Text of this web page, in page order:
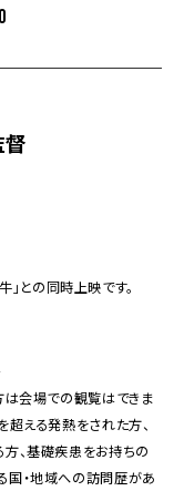
督
との同時上映です。
会場での観覧はできま
超える発熱をされた方、
、基礎疾患をお持ちの
国・地域への訪問歴があ